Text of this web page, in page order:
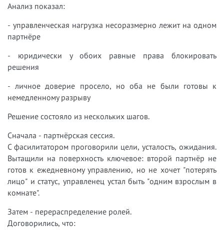
Анализ показал:
- управленческая нагрузка несоразмерно лежит на одном
партнёре
- юридически у обоих равные права блокировать
решения
- личное доверие просело, но оба не были готовы к
немедленному разрыву
Решение состояло из нескольких шагов.
Сначала - партнёрская сессия.
С фасилитатором проговорили цели, усталость, ожидания.
Вытащили на поверхность ключевое: второй партнёр не
готов к ежедневному управлению, но не хочет "потерять
лицо" и статус, управленец устал быть "одним взрослым в
комнате".
Затем - перераспределение ролей.
Договорились, что: